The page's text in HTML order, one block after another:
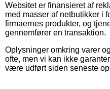
Websitet er finansieret af
med masser af netbutikker i
firmaernes produkter, og
gennemfører en transaktion.
Oplysninger omkring varer
ofte, men vi kan ikke
være udført siden seneste